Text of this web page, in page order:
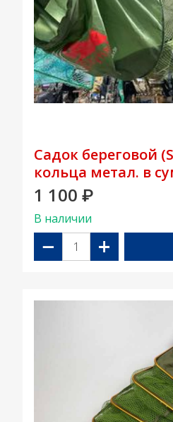
Садок береговой
кольца метал. в
1 100 ₽
В наличии
− +